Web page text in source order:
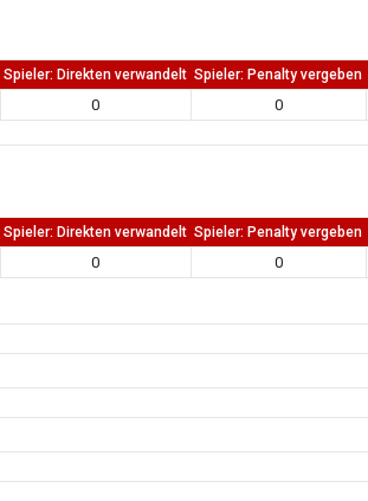
Spieler: Direkten verwandelt Spieler: Penalty vergeben
0 0
Spieler: Direkten verwandelt Spieler: Penalty vergeben
0 0